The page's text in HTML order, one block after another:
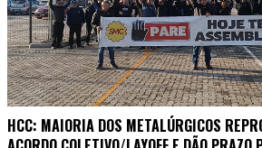
HCC: MAIORIA DOS METALÚRGICOS